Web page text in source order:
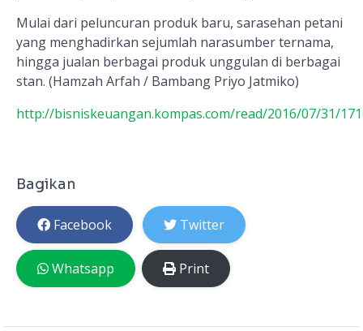
Mulai dari peluncuran produk baru, sarasehan petani
yang menghadirkan sejumlah narasumber ternama,
hingga jualan berbagai produk unggulan di berbagai
stan. (Hamzah Arfah / Bambang Priyo Jatmiko)
http://bisniskeuangan.kompas.com/read/2016/07/31/
Bagikan
Facebook Twitter
Whatsapp Print